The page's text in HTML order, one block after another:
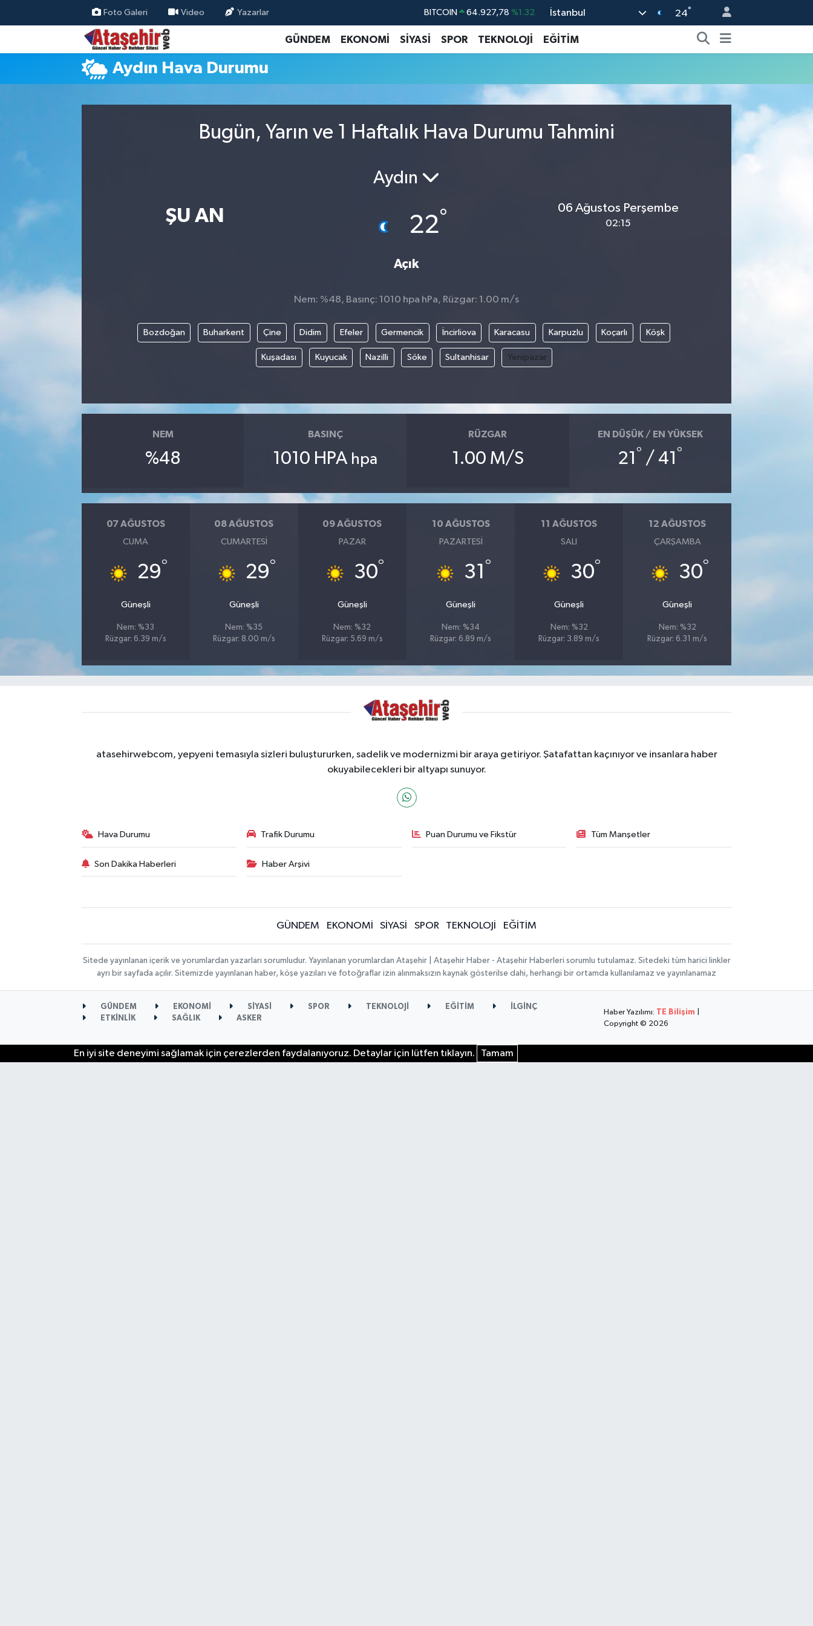
Foto Galeri Video Yazarlar BITCOIN 64.927,78 %1.32
DOLAR 47,5894 %0.08
EURO 55,0398 %-0.02
%0.54
İstanbul 24°
GÜNDEM EKONOMİ SİYASİ SPOR TEKNOLOJİ EĞİTİM
Aydın Hava Durumu
Bugün, Yarın ve 1 Haftalık Hava Durumu Tahmini
ŞU AN
Aydın
22°
Açık
06 Ağustos Perşembe
02:15
Nem: %48, Basınç: 1010 hpa hPa, Rüzgar: 1.00 m/s
Bozdoğan Buharkent Çine Didim Efeler Germencik İncirliova Karacasu Karpuzlu Koçarlı Köşk
Kuşadası Kuyucak Nazilli Söke Sultanhisar Yenipazar
NEM
%48
BASINÇ
1010 HPA hpa
RÜZGAR
1.00 M/S
EN DÜŞÜK / EN YÜKSEK
21 ° / 41 °
07 AĞUSTOS
CUMA
29°
Güneşli
Nem: %33
Rüzgar: 6.39 m/s
08 AĞUSTOS
CUMARTESI
29°
Güneşli
Nem: %35
Rüzgar: 8.00 m/s
09 AĞUSTOS
PAZAR
30°
Güneşli
Nem: %32
Rüzgar: 5.69 m/s
10 AĞUSTOS
PAZARTESI
31 °
Güneşli
Nem: %34
Rüzgar: 6.89 m/s
11 AĞUSTOS
SALI
30°
Güneşli
Nem: %32
Rüzgar: 3.89 m/s
12 AĞUSTOS
ÇARŞAMBA
30°
Güneşli
Nem: %32
Rüzgar: 6.31 m/s
atasehirwebcom, yepyeni temasıyla sizleri buluştururken, sadelik ve modernizmi bir araya getiriyor. Şatafattan kaçınıyor ve insanlara haber
okuyabilecekleri bir altyapı sunuyor.
Hava Durumu Trafik Durumu Puan Durumu ve Fikstür Tüm Manşetler
Son Dakika Haberleri Haber Arşivi
GÜNDEM EKONOMİ SİYASİ SPOR TEKNOLOJİ EĞİTİM
Sitede yayınlanan içerik ve yorumlardan yazarları sorumludur. Yayınlanan yorumlardan Ataşehir | Ataşehir Haber - Ataşehir Haberleri sorumlu tutulamaz. Sitedeki tüm harici linkler
ayrı bir sayfada açılır. Sitemizde yayınlanan haber, köşe yazıları ve fotoğraflar izin alınmaksızın kaynak gösterilse dahi, herhangi bir ortamda kullanılamaz ve yayınlanamaz
GÜNDEM EKONOMİ SİYASİ SPOR TEKNOLOJİ EĞİTİM
İLGİNÇ
ETKİNLİK
SAĞLIK ASKER
Haber Yazılımı: TE Bilişim
Copyright © 2026
En iyi site deneyimi sağlamak için çerezlerden faydalanıyoruz. Detaylar için lütfen tıklayın. Tamam
Hava Durumu
Trafik Durumu
Süper Lig Puan Durumu ve Fikstür
Haber Arşivi